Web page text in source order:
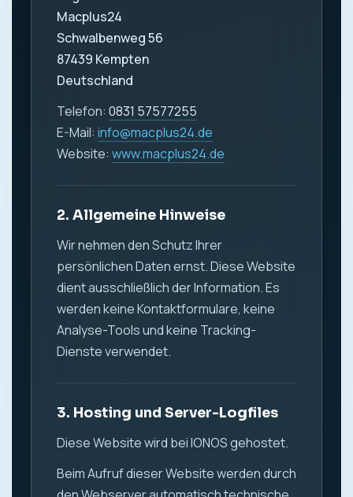
Macplus24
Schwalbenweg 56
87439 Kempten
Deutschland
Telefon: 0831 57577255
E-Mail: info@macplus24.de
Website: www.macplus24.de
2. Allgemeine Hinweise
Wir nehmen den Schutz Ihrer
persönlichen Daten ernst. Diese Website
dient ausschließlich der Information. Es
werden keine Kontaktformulare, keine
Analyse-Tools und keine Tracking-
Dienste verwendet.
3. Hosting und Server-Logfiles
Diese Website wird bei IONOS gehostet.
Beim Aufruf dieser Website werden durch